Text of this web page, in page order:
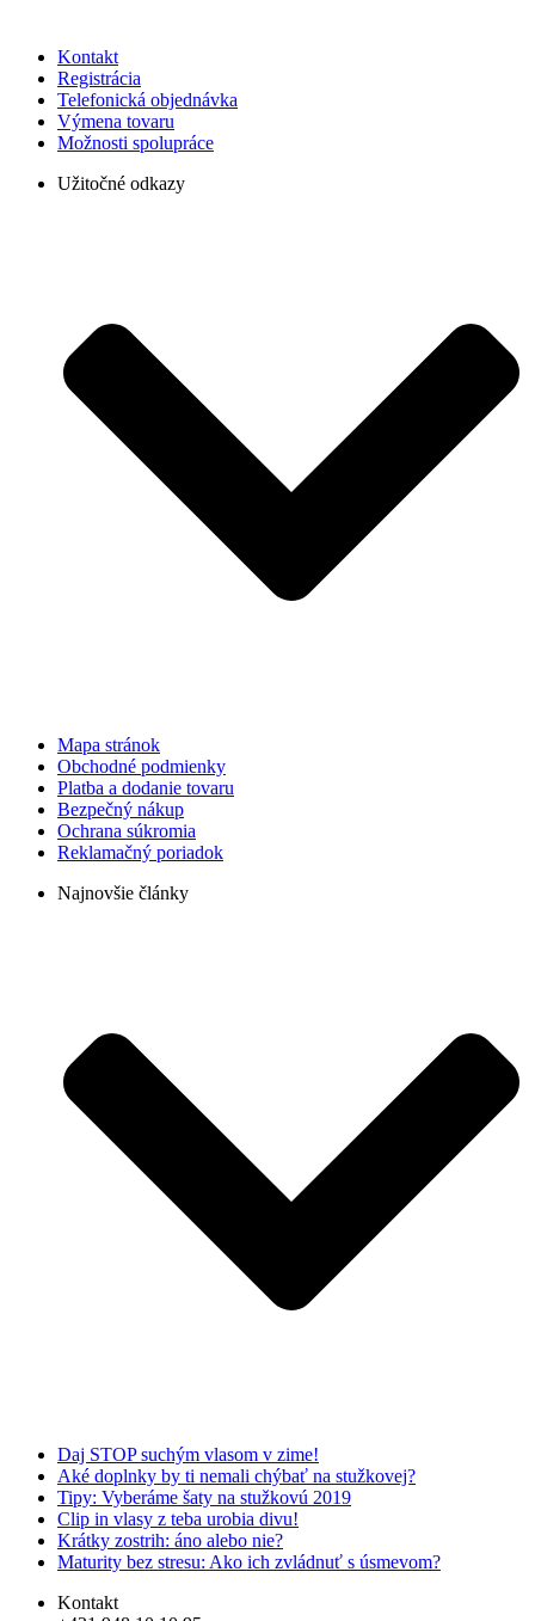
Kontakt
Registrácia
Telefonická objednávka
Výmena tovaru
Možnosti spolupráce
Užitočné odkazy
Mapa stránok
Obchodné podmienky
Platba a dodanie tovaru
Bezpečný nákup
Ochrana súkromia
Reklamačný poriadok
Najnovšie články
Daj STOP suchým vlasom v zime!
Aké doplnky by ti nemali chýbať na stužkovej?
Tipy: Vyberáme šaty na stužkovú 2019
Clip in vlasy z teba urobia divu!
Krátky zostrih: áno alebo nie?
Maturity bez stresu: Ako ich zvládnuť s úsmevom?
Kontakt